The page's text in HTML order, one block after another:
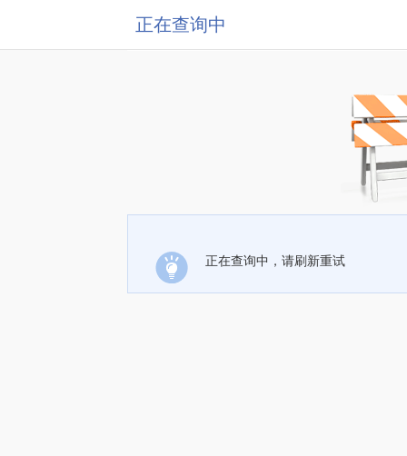
正在查询中
正在查询中，请刷新重试